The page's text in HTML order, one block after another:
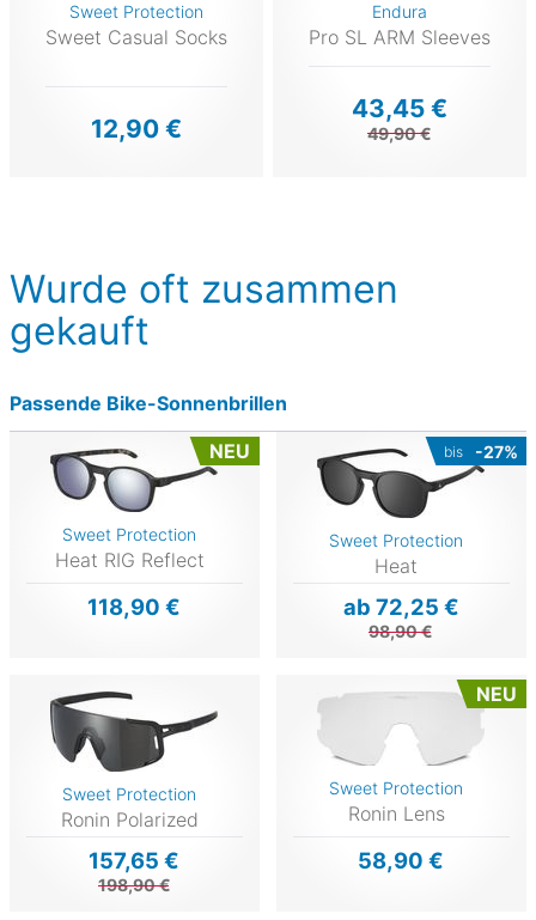
Sweet Protection
Sweet Casual Socks
12,90 €
Endura
Pro SL ARM Sleeves
43,45 €
49,90 €
Wurde oft zusammen
gekauft
Passende Bike-Sonnenbrillen
NEU
Sweet Protection
Heat RIG Reflect
118,90 €
bis -27%
Sweet Protection
Heat
ab 72,25 €
98,90 €
Sweet Protection
Ronin Polarized
157,65 €
198,90 €
NEU
Sweet Protection
Ronin Lens
58,90 €